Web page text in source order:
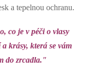
a tepelnou ochranu.
co je v péči o vlasy
krásy, která se vám
do zrcadla."